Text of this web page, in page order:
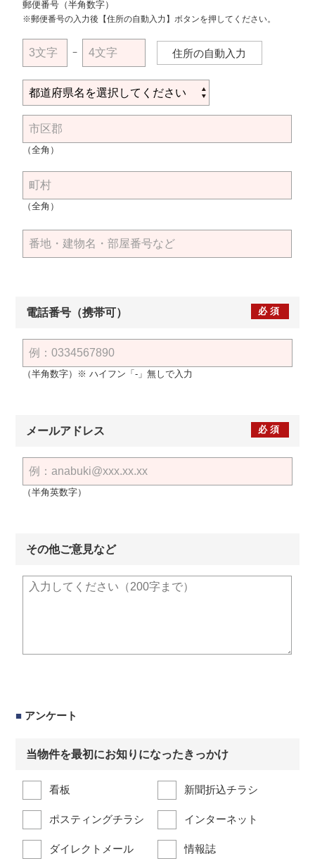
郵便番号（半角数字）
※郵便番号の入力後【住所の自動入力】ボタンを押してください。
－ 住所の自動入力
（全角）
（全角）
必須
電話番号（携帯可）
（半角数字）※ ハイフン「-」無しで入力
必須
メールアドレス
（半角英数字）
その他ご意見など
■ アンケート
当物件を最初にお知りになったきっかけ
看板 新聞折込チラシ
ポスティングチラシ インターネット
ダイレクトメール 情報誌